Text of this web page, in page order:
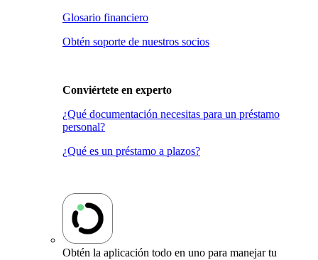
Glosario financiero
Obtén soporte de nuestros socios
Conviértete en experto
¿Qué documentación necesitas para un préstamo
personal?
¿Qué es un préstamo a plazos?
Obtén la aplicación todo en uno para manejar tu